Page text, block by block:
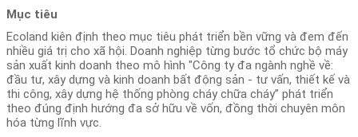
Mục tiêu
Ecoland kiên định theo mục tiêu phát triển bền vững và đem đến
nhiều giá trị cho xã hội. Doanh nghiệp từng bước tổ chức bộ máy
sản xuất kinh doanh theo mô hình "Công ty đa ngành nghề về:
đầu tư, xây dựng và kinh doanh bất động sản - tư vấn, thiết kế và
thi công, xây dựng hệ thống phòng cháy chữa cháy” phát triển
theo đúng định hướng đa sở hữu về vốn, đồng thời chuyên môn
hóa từng lĩnh vực.